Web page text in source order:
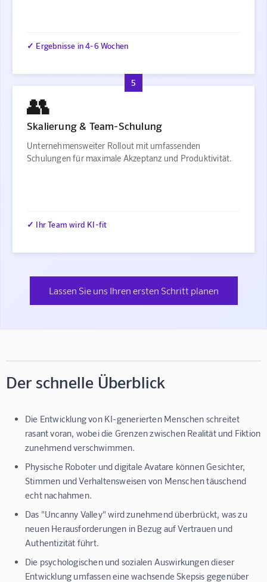
✓ Ergebnisse in 4-6 Wochen
5
👥
Skalierung & Team-Schulung
Unternehmensweiter Rollout mit umfassenden
Schulungen für maximale Akzeptanz und Produktivität.
✓ Ihr Team wird KI-fit
Lassen Sie uns Ihren ersten Schritt planen
Der schnelle Überblick
Die Entwicklung von KI-generierten Menschen schreitet
rasant voran, wobei die Grenzen zwischen Realität und Fiktion
zunehmend verschwimmen.
Physische Roboter und digitale Avatare können Gesichter,
Stimmen und Verhaltensweisen von Menschen täuschend
echt nachahmen.
Das "Uncanny Valley" wird zunehmend überbrückt, was zu
neuen Herausforderungen in Bezug auf Vertrauen und
Authentizität führt.
Die psychologischen und sozialen Auswirkungen dieser
Entwicklung umfassen eine wachsende Skepsis gegenüber